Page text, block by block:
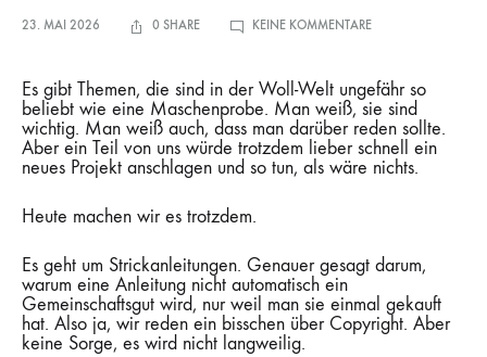
23. MAI 2026 0 SHARE KEINE KOMMENTAREZU
Es gibt Themen, die sind in der Woll-Welt ungefähr so
beliebt wie eine Maschenprobe. Man weiß, sie sind
wichtig. Man weiß auch, dass man darüber reden sollte.
Aber ein Teil von uns würde trotzdem lieber schnell ein
neues Projekt anschlagen und so tun, als wäre nichts.
Heute machen wir es trotzdem.
Es geht um Strickanleitungen. Genauer gesagt darum,
warum eine Anleitung nicht automatisch ein
Gemeinschaftsgut wird, nur weil man sie einmal gekauft
hat. Also ja, wir reden ein bisschen über Copyright. Aber
keine Sorge, es wird nicht langweilig.